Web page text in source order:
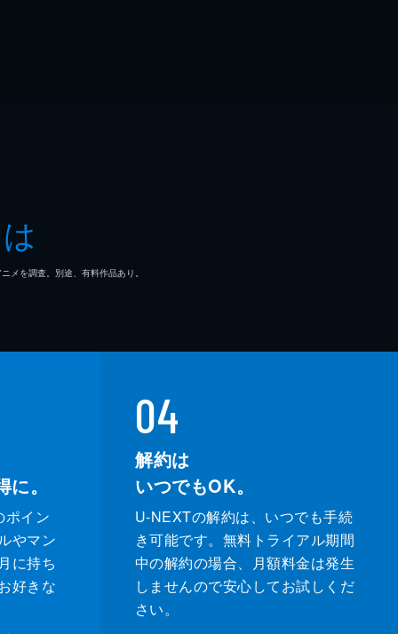
を調査。別途、有料作品あり。
。
ポイン
やマン
に持ち
好きな
04
解約は
いつでもOK。
U-NEXTの解約は、いつでも手続
き可能です。無料トライアル期間
中の解約の場合、月額料金は発生
しませんので安心してお試しくだ
さい。